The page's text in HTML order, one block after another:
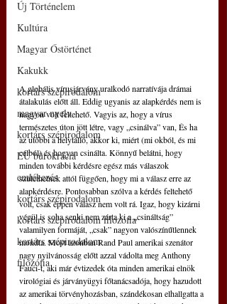
Új Történelem
Kultúra
Magyar Őstörténet
Kakukk
kortárs szépirodalom
magyar nyelv
kortárs szépirodalom
EU bürokrácia
emlékezés
kortárs szépirodalom
kortárs szépirodalom filozófia
kortárs szépirodalom
filozófia
A globális vírusjárvány uralkodó narratívája drámai
átalakulás előtt áll. Eddig ugyanis az alapkérdés nem is
nagyon volt feltehető. Vagyis az, hogy a vírus
természetes úton jött létre, vagy „csinálva” van, És ha
az utóbbi a helytálló, akkor ki, miért (mi okból, és mi
célból) és hogyan csinálta. Könnyű belátni, hogy
minden további kérdésre egész más válaszok
születhetnek attól függően, hogy mi a válasz erre az
alapkérdésre. Pontosabban szólva a kérdés feltehető
volt, csak éppen válasz nem volt rá. Igaz, hogy kizárni
végül is soha senki nem zárta ki a „csináltság”
valamilyen formáját, „csak” nagyon valószínűtlennek
mondta. Most azonban Rand Paul amerikai szenátor
nagy nyilvánosság előtt azzal vádolta meg Anthony
Fauci-t, aki már évtizedek óta minden amerikai elnök
virológiai és járványügyi főtanácsadója, hogy hazudott
az amerikai törvényhozásban, szándékosan elhallgatta a